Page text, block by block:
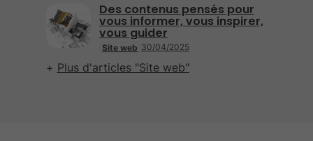
Site web 30/04/2025
Des contenus pensés pour
vous informer, vous inspirer,
vous guider
Plus d'articles "Site web"